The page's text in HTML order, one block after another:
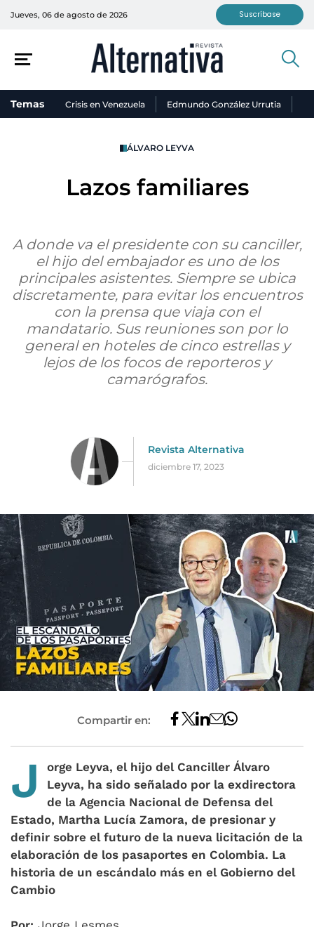
Jueves, 06 de agosto de 2026 Suscríbase
Temas Crisis en Venezuela Edmundo González Urrutia
ÁLVARO LEYVA
Lazos familiares
A donde va el presidente con su canciller,
el hijo del embajador es uno de los
principales asistentes. Siempre se ubica
discretamente, para evitar los encuentros
con la prensa que viaja con el
mandatario. Sus reuniones son por lo
general en hoteles de cinco estrellas y
lejos de los focos de reporteros y
camarógrafos.
Revista Alternativa
diciembre 17, 2023
Compartir en:
J
orge Leyva, el hijo del Canciller Álvaro
Leyva, ha sido señalado por la exdirectora
de la Agencia Nacional de Defensa del
Estado, Martha Lucía Zamora, de presionar y
definir sobre el futuro de la nueva licitación de la
elaboración de los pasaportes en Colombia. La
historia de un escándalo más en el Gobierno del
Cambio